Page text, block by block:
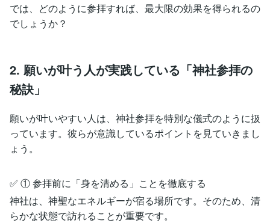
では、どのように参拝すれば、最大限の効果を得られるの
でしょうか？
2. 願いが叶う人が実践している「神社参拝の
秘訣」
願いが叶いやすい人は、神社参拝を特別な儀式のように扱
っています。彼らが意識しているポイントを見ていきまし
ょう。
✅ ① 参拝前に「身を清める」ことを徹底する
神社は、神聖なエネルギーが宿る場所です。そのため、清
らかな状態で訪れることが重要です。